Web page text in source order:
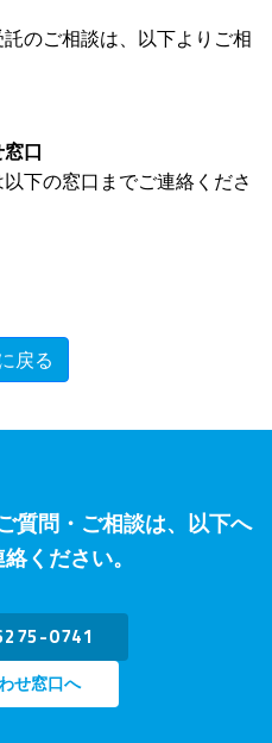
のご相談は、以下よりご相
口
下の窓口までご連絡くださ
戻る
質問・ご相談は、以下へ
ください。
0741
せ窓口へ